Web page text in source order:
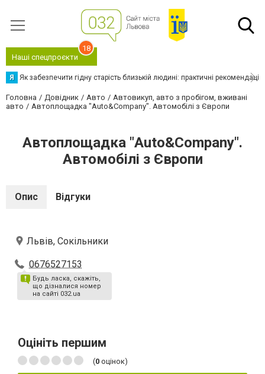
Наші спецпроєкти
18
Я Як забезпечити гідну старість близькій людині: практичні рекомендації
Головна Довідник Авто
Автовикуп, авто з пробігом, вживані
авто
Автоплощадка "Auto&Company". Автомобілі з Європи
Автоплощадка "Auto&Company".
Автомобілі з Європи
Опис Відгуки
Львів, Сокільники
0676527153
Будь ласка, скажіть,
що дізналися номер
на сайті 032.ua
Оцініть першим
(0 оцінок)